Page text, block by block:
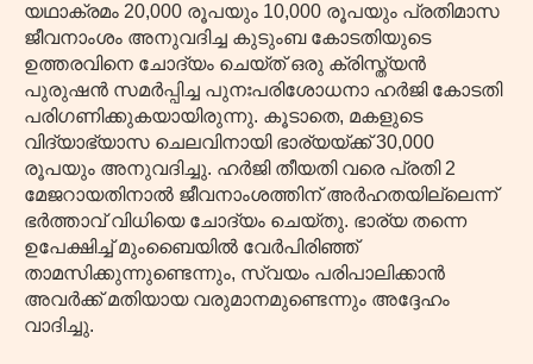
യഥാക്രമം 20,000 രൂപയും 10,000 രൂപയും പ്രതിമാസ
ജീവനാംശം അനുവദിച്ച കുടുംബ കോടതിയുടെ
ഉത്തരവിനെ ചോദ്യം ചെയ്ത് ഒരു ക്രിസ്ത്യൻ
പുരുഷൻ സമർപ്പിച്ച പുനഃപരിശോധനാ ഹർജി കോടതി
പരിഗണിക്കുകയായിരുന്നു. കൂടാതെ, മകളുടെ
വിദ്യാഭ്യാസ ചെലവിനായി ഭാര്യയ്ക്ക് 30,000
രൂപയും അനുവദിച്ചു. ഹർജി തീയതി വരെ പ്രതി 2
മേജറായതിനാൽ ജീവനാംശത്തിന് അർഹതയില്ലെന്ന്
ഭർത്താവ് വിധിയെ ചോദ്യം ചെയ്തു. ഭാര്യ തന്നെ
ഉപേക്ഷിച്ച് മുംബൈയിൽ വേർപിരിഞ്ഞ്
താമസിക്കുന്നുണ്ടെന്നും, സ്വയം പരിപാലിക്കാൻ
അവർക്ക് മതിയായ വരുമാനമുണ്ടെന്നും അദ്ദേഹം
വാദിച്ചു.